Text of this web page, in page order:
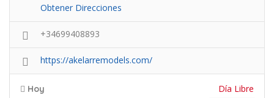
Obtener Direcciones
+34699408893
https://akelarremodels.com/
Hoy Día Libre